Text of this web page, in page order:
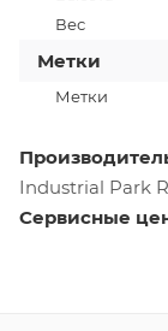
Вес
Метки
Метки
Industrial Park
Сервисные